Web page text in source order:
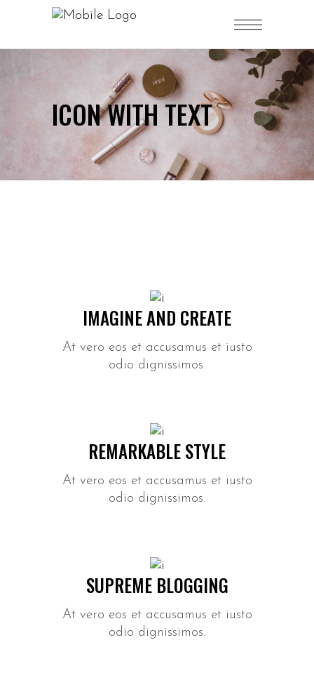
ICON WITH TEXT
IMAGINE AND CREATE
At vero eos et accusamus et iusto
odio dignissimos.
REMARKABLE STYLE
At vero eos et accusamus et iusto
odio dignissimos.
SUPREME BLOGGING
At vero eos et accusamus et iusto
odio dignissimos.